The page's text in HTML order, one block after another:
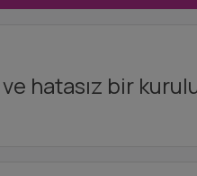
hatasız bir